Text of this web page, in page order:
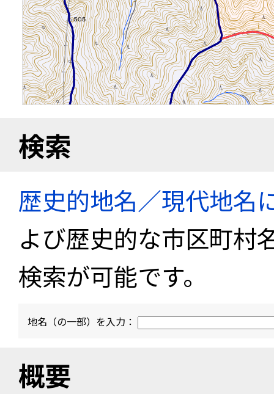
検索
歴史的地名／現代地名
よび歴史的な市区町村
検索が可能です。
地名（の一部）を入力：
概要